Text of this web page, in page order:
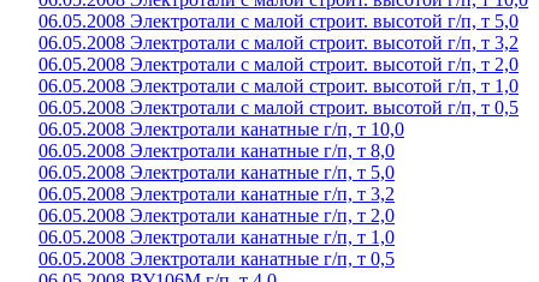
06.05.2008 Электротали с малой строит. высотой г/п, т 5,0
06.05.2008 Электротали с малой строит. высотой г/п, т 3,2
06.05.2008 Электротали с малой строит. высотой г/п, т 2,0
06.05.2008 Электротали с малой строит. высотой г/п, т 1,0
06.05.2008 Электротали с малой строит. высотой г/п, т 0,5
06.05.2008 Электротали канатные г/п, т 10,0
06.05.2008 Электротали канатные г/п, т 8,0
06.05.2008 Электротали канатные г/п, т 5,0
06.05.2008 Электротали канатные г/п, т 3,2
06.05.2008 Электротали канатные г/п, т 2,0
06.05.2008 Электротали канатные г/п, т 1,0
06.05.2008 Электротали канатные г/п, т 0,5